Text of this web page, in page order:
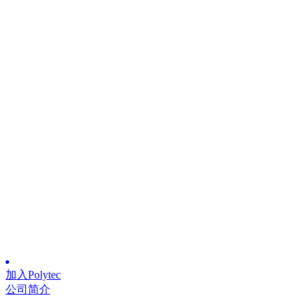
加入Polytec
公司简介